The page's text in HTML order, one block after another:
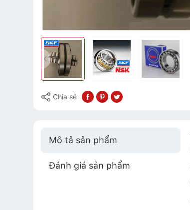
Chia sẻ
Mô tả sản phẩm
Đánh giá sản phẩm